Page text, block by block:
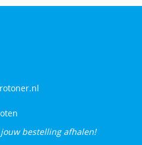
bestelling afhalen!